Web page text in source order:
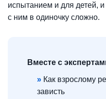
испытанием и для детей,
с ним в одиночку сложно.
Вместе с
» Как взрослому
зависть